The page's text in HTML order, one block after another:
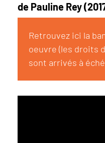
de Pauline Rey
Retrouvez ici la
oeuvre (les droits
sont arrivés à